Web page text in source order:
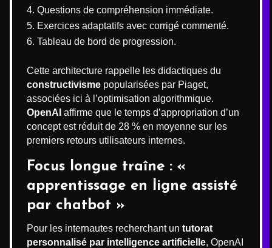
Questions de compréhension immédiate.
Exercices adaptatifs avec corrigé commenté.
Tableau de bord de progression.
Cette architecture rappelle les didactiques du
constructivisme popularisées par Piaget,
associées ici à l’optimisation algorithmique.
OpenAI affirme que le temps d’appropriation d’un
concept est réduit de 28 % en moyenne sur les
premiers retours utilisateurs internes.
Focus longue traîne : «
apprentissage en ligne assisté
par chatbot »
Pour les internautes recherchant un tutorat
personnalisé par intelligence artificielle, OpenAI